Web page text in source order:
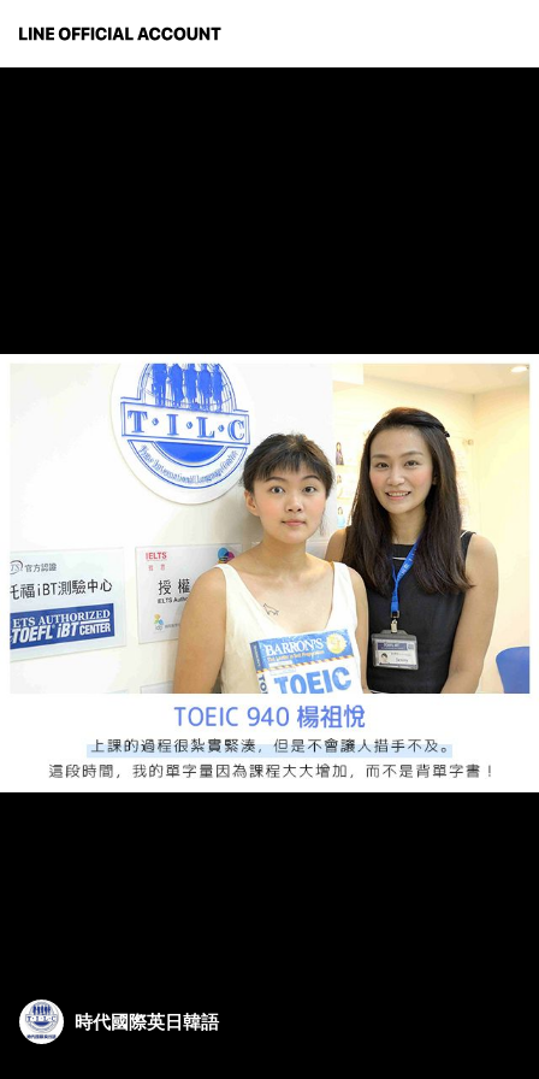
時代國際英日韓語